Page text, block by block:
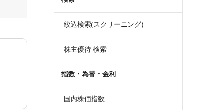
絞込検索(スクリーニング)
株主優待 検索
指数・為替・金利
国内株価指数